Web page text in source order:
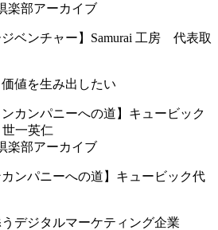
楽部アーカイブ
ジベンチャー】Samurai 工房 代表取
値を生み出したい
楽部アーカイブ
カンパニーへの道】キュービック代
デジタルマーケティング企業